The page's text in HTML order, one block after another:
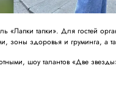
«Лапки тапки». Для гостей
зоны здоровья и груминга, а
шоу талантов «Две